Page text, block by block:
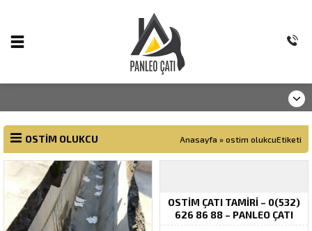
OSTIM OLUKCU Anasayfa » ostim olukcuEtiketi
OSTIM ÇATI TAMIRI – 0(532)
626 86 88 – PANLEO ÇATI